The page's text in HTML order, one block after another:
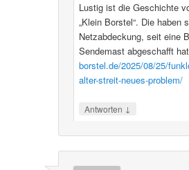
Lustig ist die Geschichte
„Klein Borstel“. Die haben
Netzabdeckung, seit eine
Sendemast abgeschafft
borstel.de/2025/08/25/
alter-streit-neues-problem/
Antworten ↓